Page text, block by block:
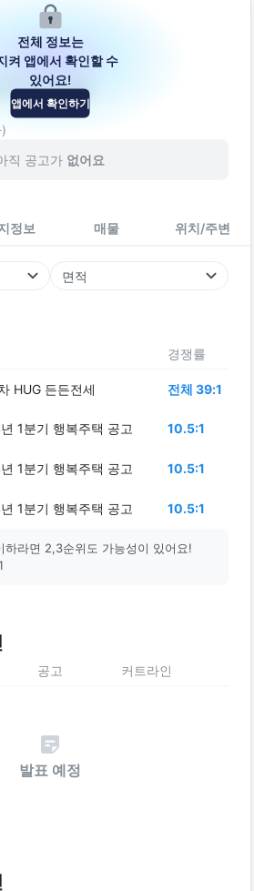
아크로빌
마을로24길 18
직 공고가 없어요
정보 매물 위치/주변
면적
전체 정보는
켜 앱에서 확인할 수
있어요!
앱에서 확인하기
경쟁률
HUG 든든전세 전체 39:1
1분기 행복주택 공고 10.5:1
1분기 행복주택 공고 10.5:1
1분기 행복주택 공고 10.5:1
하라면 2,3순위도 가능성이 있어요!
공고 커트라인
발표 예정